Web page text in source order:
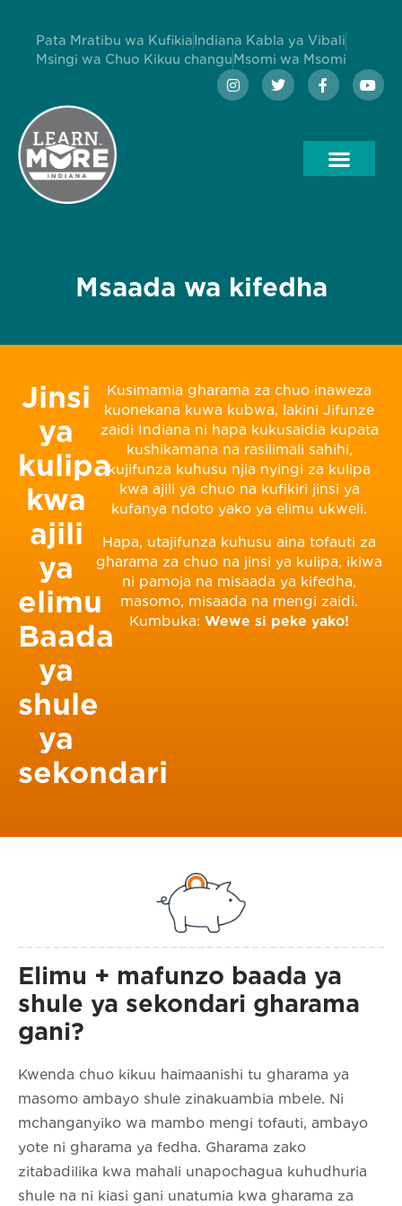
Pata Mratibu wa Kufikia Indiana Kabla ya Vibali
Msingi wa Chuo Kikuu changu Msomi wa Msomi
Msaada wa kifedha
Jinsi
ya
kulipa
kwa
ajili
ya
elimu
Baada
ya
shule
ya
sekondari
Kusimamia gharama za chuo inaweza
kuonekana kuwa kubwa, lakini Jifunze
zaidi Indiana ni hapa kukusaidia kupata
kushikamana na rasilimali sahihi,
kujifunza kuhusu njia nyingi za kulipa
kwa ajili ya chuo na kufikiri jinsi ya
kufanya ndoto yako ya elimu ukweli.
Hapa, utajifunza kuhusu aina tofauti za
gharama za chuo na jinsi ya kulipa, ikiwa
ni pamoja na misaada ya kifedha,
masomo, misaada na mengi zaidi.
Kumbuka:Wewe si peke yako!
Elimu + mafunzo baada ya
shule ya sekondari gharama
gani?
Kwenda chuo kikuu haimaanishi tu gharama ya
masomo ambayo shule zinakuambia mbele. Ni
mchanganyiko wa mambo mengi tofauti, ambayo
yote ni gharama ya fedha. Gharama zako
zitabadilika kwa mahali unapochagua kuhudhuria
shule na ni kiasi gani unatumia kwa gharama za